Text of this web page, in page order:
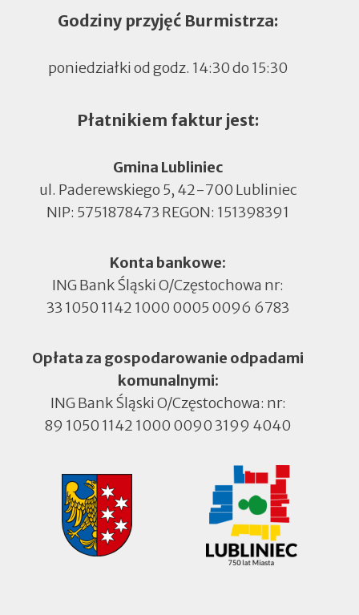
Godziny przyjęć Burmistrza:
poniedziałki od godz. 14:30 do 15:30
Płatnikiem faktur jest:
Gmina Lubliniec
ul. Paderewskiego 5, 42-700 Lubliniec
NIP: 5751878473 REGON: 151398391
Konta bankowe:
ING Bank Śląski O/Częstochowa nr:
33 1050 1142 1000 0005 0096 6783
Opłata za gospodarowanie odpadami
komunalnymi:
ING Bank Śląski O/Częstochowa: nr:
89 1050 1142 1000 0090 3199 4040